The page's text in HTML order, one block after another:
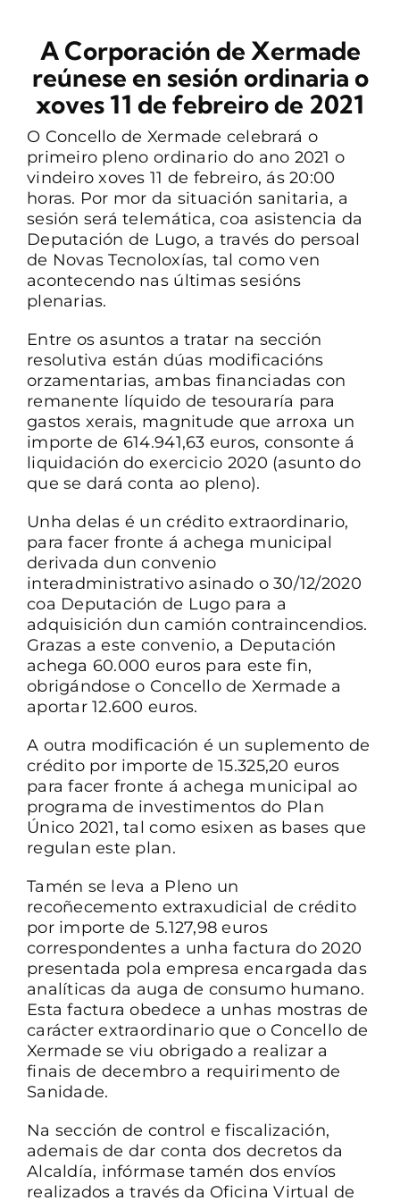
A Corporación de Xermade
reúnese en sesión ordinaria o
xoves 11 de febreiro de 2021
O Concello de Xermade celebrará o
primeiro pleno ordinario do ano 2021 o
vindeiro xoves 11 de febreiro, ás 20:00
horas. Por mor da situación sanitaria, a
sesión será telemática, coa asistencia da
Deputación de Lugo, a través do persoal
de Novas Tecnoloxías, tal como ven
acontecendo nas últimas sesións
plenarias.
Entre os asuntos a tratar na sección
resolutiva están dúas modificacións
orzamentarias, ambas financiadas con
remanente líquido de tesouraría para
gastos xerais, magnitude que arroxa un
importe de 614.941,63 euros, consonte á
liquidación do exercicio 2020 (asunto do
que se dará conta ao pleno).
Unha delas é un crédito extraordinario,
para facer fronte á achega municipal
derivada dun convenio
interadministrativo asinado o 30/12/2020
coa Deputación de Lugo para a
adquisición dun camión contraincendios.
Grazas a este convenio, a Deputación
achega 60.000 euros para este fin,
obrigándose o Concello de Xermade a
aportar 12.600 euros.
A outra modificación é un suplemento de
crédito por importe de 15.325,20 euros
para facer fronte á achega municipal ao
programa de investimentos do Plan
Único 2021, tal como esixen as bases que
regulan este plan.
Tamén se leva a Pleno un
recoñecemento extraxudicial de crédito
por importe de 5.127,98 euros
correspondentes a unha factura do 2020
presentada pola empresa encargada das
analíticas da auga de consumo humano.
Esta factura obedece a unhas mostras de
carácter extraordinario que o Concello de
Xermade se viu obrigado a realizar a
finais de decembro a requirimento de
Sanidade.
Na sección de control e fiscalización,
ademais de dar conta dos decretos da
Alcaldía, infórmase tamén dos envíos
realizados a través da Oficina Virtual de